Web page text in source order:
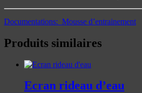
Documentations: Mousse d’entrainement
Produits similaires
Ecran rideau d’eau